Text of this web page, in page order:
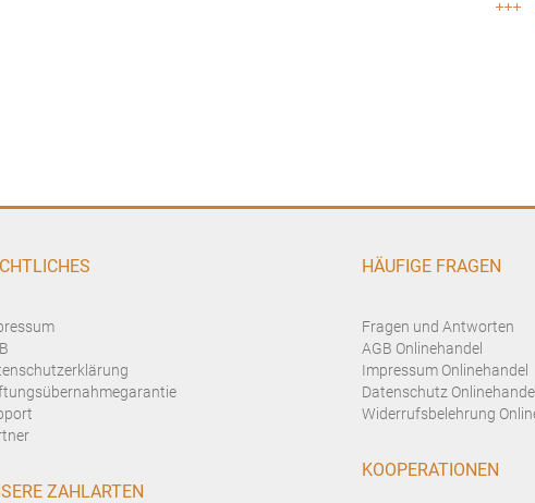
ZAHLARTEN
HÄUFIGE FRAGEN
Fragen und Antworten
AGB Onlinehandel
Impressum Onlinehandel
Datenschutz Onlinehandel
Widerrufsbelehrung
KOOPERATIONEN